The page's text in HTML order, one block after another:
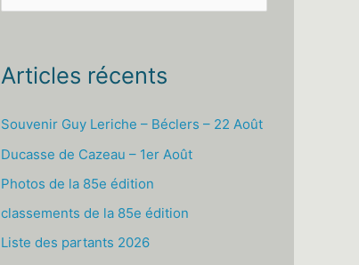
e
h
e
r
Articles récents
Souvenir Guy Leriche – Béclers – 22 Août
Ducasse de Cazeau – 1er Août
Photos de la 85e édition
classements de la 85e édition
Liste des partants 2026